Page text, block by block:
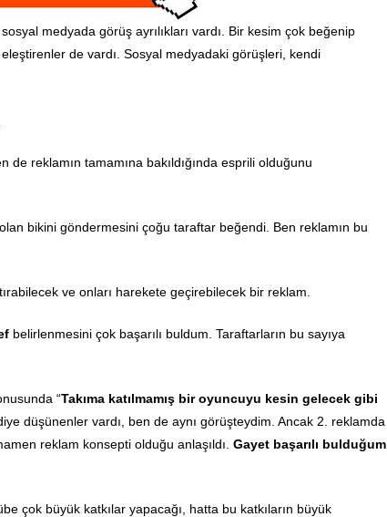
medyada görüş ayrılıkları vardı. Bir kesim çok beğenip
de vardı. Sosyal medyadaki görüşleri, kendi
reklamın tamamına bakıldığında esprili olduğunu
bikini göndermesini çoğu taraftar beğendi. Ben reklamın bu
ve onları harekete geçirebilecek bir reklam.
belirlenmesini çok başarılı buldum. Taraftarların bu sayıya
“Takıma katılmamış bir oyuncuyu kesin gelecek gibi
düşünenler vardı, ben de aynı görüşteydim. Ancak 2. reklamda
reklam konsepti olduğu anlaşıldı. Gayet başarılı bulduğum
çok büyük katkılar yapacağı, hatta bu katkıların büyük